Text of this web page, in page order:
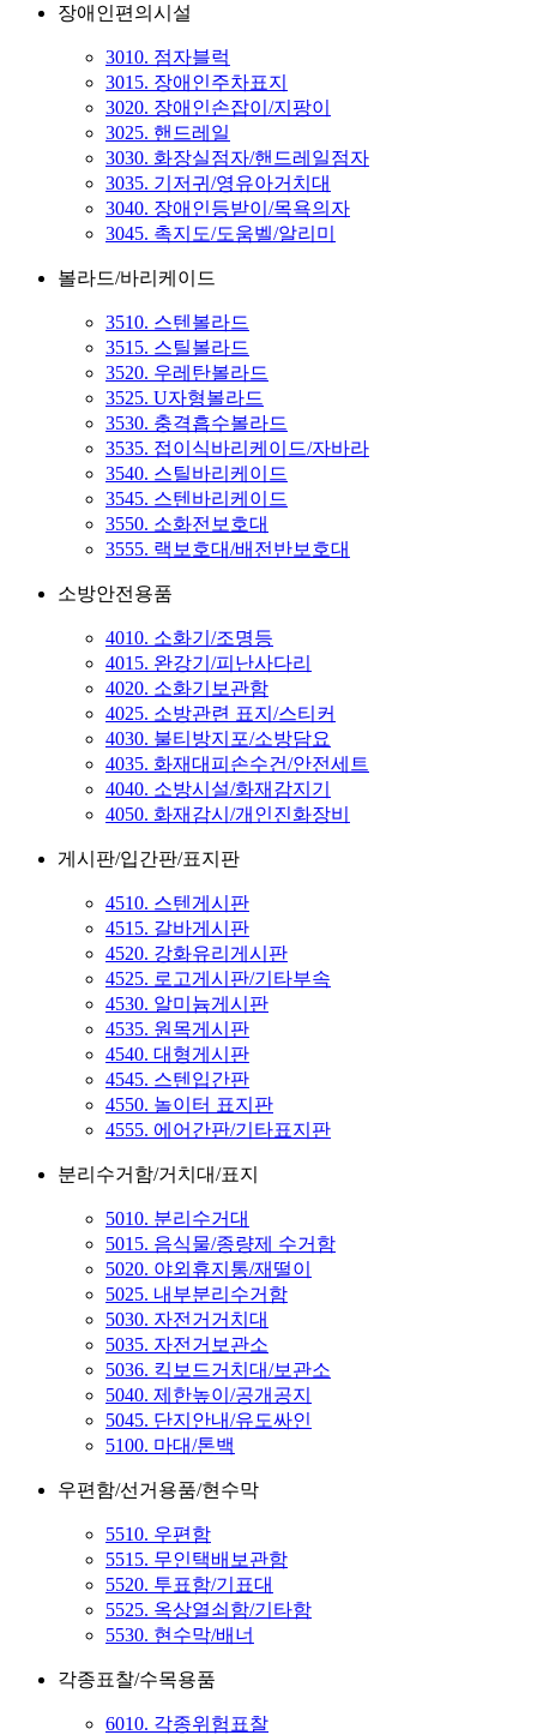
장애인편의시설
3010. 점자블럭
3015. 장애인주차표지
3020. 장애인손잡이/지팡이
3025. 핸드레일
3030. 화장실점자/핸드레일점자
3035. 기저귀/영유아거치대
3040. 장애인등받이/목욕의자
3045. 촉지도/도움벨/알리미
볼라드/바리케이드
3510. 스텐볼라드
3515. 스틸볼라드
3520. 우레탄볼라드
3525. U자형볼라드
3530. 충격흡수볼라드
3535. 접이식바리케이드/자바라
3540. 스틸바리케이드
3545. 스텐바리케이드
3550. 소화전보호대
3555. 랙보호대/배전반보호대
소방안전용품
4010. 소화기/조명등
4015. 완강기/피난사다리
4020. 소화기보관함
4025. 소방관련 표지/스티커
4030. 불티방지포/소방담요
4035. 화재대피손수건/안전세트
4040. 소방시설/화재감지기
4050. 화재감시/개인진화장비
게시판/입간판/표지판
4510. 스텐게시판
4515. 갈바게시판
4520. 강화유리게시판
4525. 로고게시판/기타부속
4530. 알미늄게시판
4535. 원목게시판
4540. 대형게시판
4545. 스텐입간판
4550. 놀이터 표지판
4555. 에어간판/기타표지판
분리수거함/거치대/표지
5010. 분리수거대
5015. 음식물/종량제 수거함
5020. 야외휴지통/재떨이
5025. 내부분리수거함
5030. 자전거거치대
5035. 자전거보관소
5036. 킥보드거치대/보관소
5040. 제한높이/공개공지
5045. 단지안내/유도싸인
5100. 마대/톤백
우편함/선거용품/현수막
5510. 우편함
5515. 무인택배보관함
5520. 투표함/기표대
5525. 옥상열쇠함/기타함
5530. 현수막/배너
각종표찰/수목용품
6010. 각종위험표찰